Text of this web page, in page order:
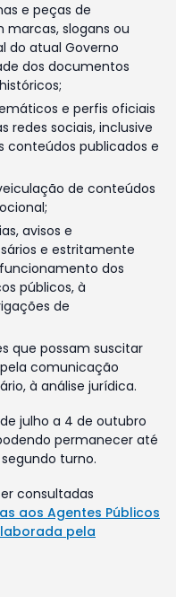
e peças de
slogans ou
do atual Governo
dos documentos
e perfis oficiais
redes sociais, inclusive
conteúdos publicados e
de conteúdos
avisos e
e estritamente
dos
públicos, à
de
que possam suscitar
comunicação
à análise jurídica.
julho a 4 de outubro
permanecer até
turno.
consultadas
aos Agentes Públicos
pela